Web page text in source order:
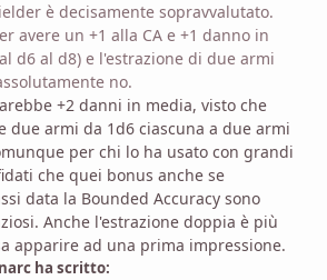
è decisamente sopravvalutato.
avere un +1 alla CA e +1 danno in
d6 al d8) e l'estrazione di due armi
no.
+2 danni in media, visto che
due armi da 1d6 ciascuna a due armi
per chi lo ha usato con grandi
che quei bonus anche se
data la Bounded Accuracy sono
Anche l'estrazione doppia è più
apparire ad una prima impressione.
ha scritto: